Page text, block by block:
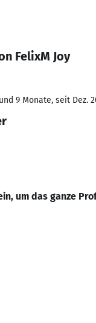
FelixM Joy
9 Monate, seit Dez.
um das ganze